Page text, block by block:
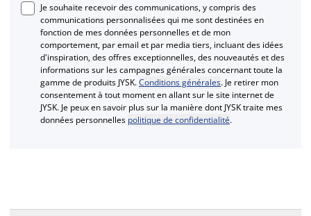
Je souhaite recevoir des communications, y compris des
communications personnalisées qui me sont destinées en
fonction de mes données personnelles et de mon
comportement, par email et par media tiers, incluant des idées
d'inspiration, des offres exceptionnelles, des nouveautés et des
informations sur les campagnes générales concernant toute la
gamme de produits JYSK.Conditions générales. Je retirer mon
consentement à tout moment en allant sur le site internet de
JYSK. Je peux en savoir plus sur la manière dont JYSK traite mes
données personnelles politique de confidentialité.